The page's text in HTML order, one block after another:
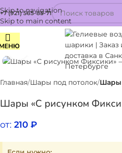
Skip to navigation
Skip to main content
+7 (921) 565-85-71
Нажмите, чтобы увеличить
Главная Шары под потолок Шары
Шары «С рисунком
от: 210 ₽